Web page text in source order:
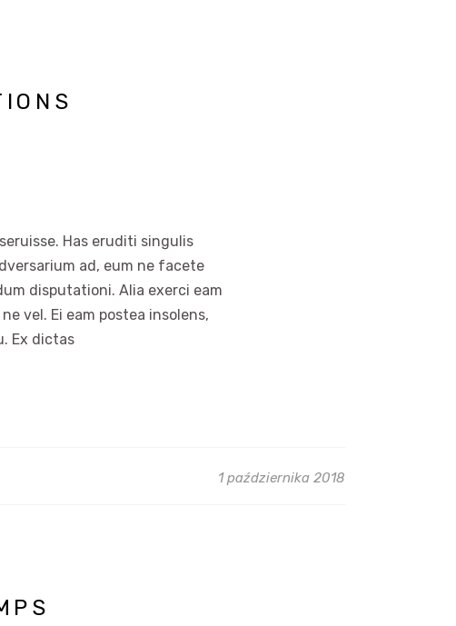
Has eruditi singulis
ad, eum ne facete
disputationi. Alia exerci eam
vel. Ei eam postea insolens,
Ex dictas
1 października 2018